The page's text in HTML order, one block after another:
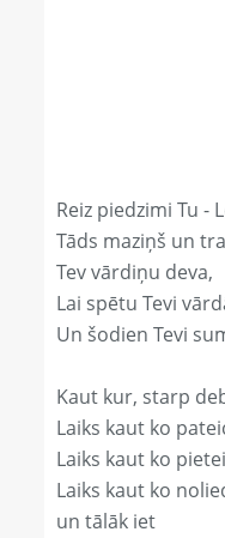
Reiz piedzimi Tu -
Tāds maziņš un
Tev vārdiņu deva,
Lai spētu Tevi
Un šodien Tevi
Kaut kur, starp
Laiks kaut ko
Laiks kaut ko
Laiks kaut ko
un tālāk iet